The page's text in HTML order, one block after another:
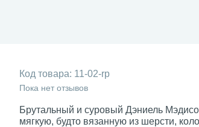
Код товара: 11-02-rp
Пока нет отзывов
Брутальный и суровый Дэниель
мягкую, будто вязанную из шерсти,